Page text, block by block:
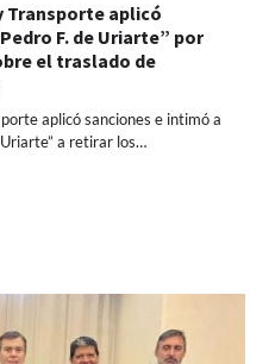
Transporte aplicó
F. de Uriarte” por
el traslado de
aplicó sanciones e intimó a
a retirar los…